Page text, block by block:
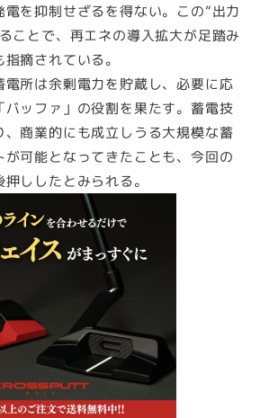
電を抑制せざるを得ない。この“出力
ことで、再エネの導入拡大が足踏み
摘されている。
電所は余剰電力を貯蔵し、必要に応
バッファ」の役割を果たす。蓄電技
、商業的にも成立しうる大規模な蓄
が可能となってきたことも、今回の
ししたとみられる。